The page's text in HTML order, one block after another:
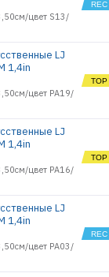
цвет S13/
LJ
1,4in
цвет PA19/
LJ
1,4in
цвет PA16/
LJ
1,4in
цвет PA03/